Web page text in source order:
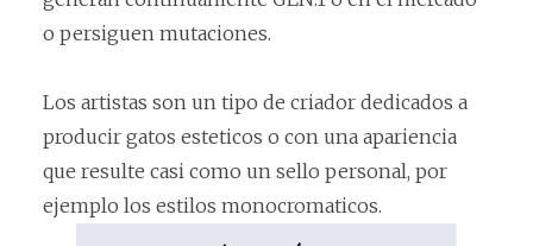
o persiguen mutaciones.
Los artistas son un tipo de criador dedicados a
producir gatos esteticos o con una apariencia
que resulte casi como un sello personal, por
ejemplo los estilos monocromaticos.